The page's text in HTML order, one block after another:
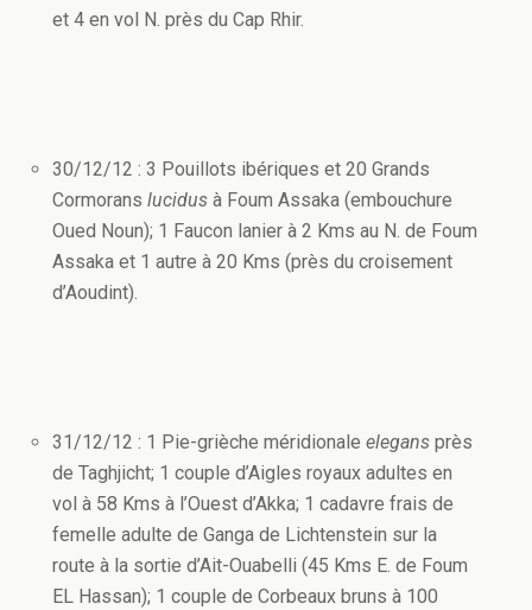
et 4 en vol N. près du Cap Rhir.
30/12/12 : 3 Pouillots ibériques et 20 Grands
Cormoranslucidus à Foum Assaka (embouchure
Oued Noun); 1 Faucon lanier à 2 Kms au N. de Foum
Assaka et 1 autre à 20 Kms (près du croisement
d’Aoudint).
31/12/12 : 1 Pie-grièche méridionaleelegans près
de Taghjicht; 1 couple d’Aigles royaux adultes en
vol à 58 Kms à l’Ouest d’Akka; 1 cadavre frais de
femelle adulte de Ganga de Lichtenstein sur la
route à la sortie d’Ait-Ouabelli (45 Kms E. de Foum
EL Hassan); 1 couple de Corbeaux bruns à 100